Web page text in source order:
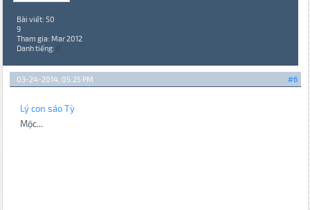
Bài viết: 50
9
Tham gia: Mar 2012
Danh tiếng: 0
#6
03-24-2014, 05:25 PM
Lý con sáo Tỳ
Mộc...